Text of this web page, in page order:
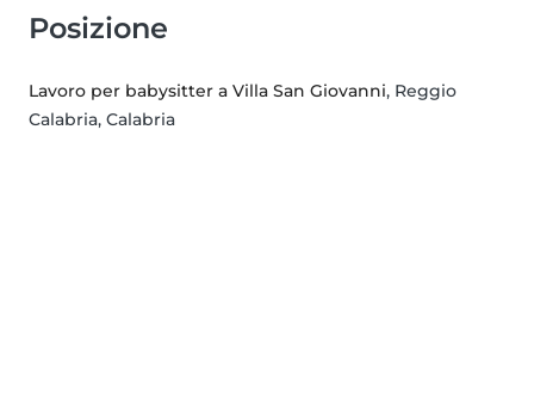
Posizione
Lavoro per babysitter a Villa San Giovanni, Reggio
Calabria, Calabria